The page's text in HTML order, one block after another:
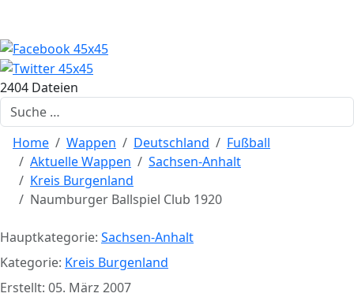
2404 Dateien
Suchen
Home Wappen Deutschland
Fußball
Aktuelle Wappen
Sachsen-Anhalt
Kreis Burgenland
Naumburger Ballspiel Club 1920
Hauptkategorie: Sachsen-Anhalt
Kategorie: Kreis Burgenland
Erstellt: 05. März 2007